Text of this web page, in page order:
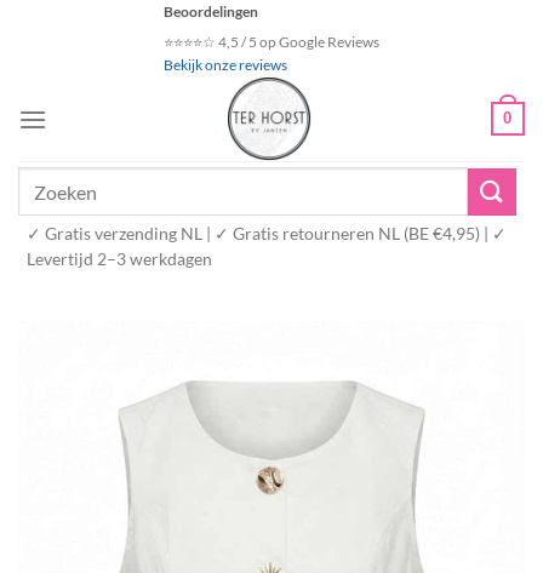
Beoordelingen
⭐⭐⭐⭐☆ 4,5 / 5 op Google Reviews
Bekijk onze reviews
0
✓ Gratis verzending NL | ✓ Gratis retourneren NL (BE €4,95) | ✓
Levertijd 2–3 werkdagen